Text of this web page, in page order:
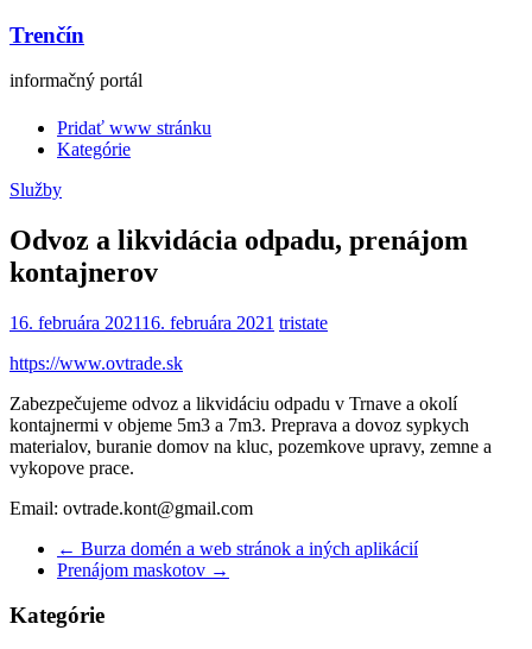
Trenčín
informačný portál
Pridať www stránku
Kategórie
Služby
Odvoz a likvidácia odpadu, prenájom
kontajnerov
16. februára 202116. februára 2021 tristate
https://www.ovtrade.sk
Zabezpečujeme odvoz a likvidáciu odpadu v Trnave a okolí
kontajnermi v objeme 5m3 a 7m3. Preprava a dovoz sypkych
materialov, buranie domov na kluc, pozemkove upravy, zemne a
vykopove prace.
Email: ovtrade.kont@gmail.com
← Burza domén a web stránok a iných aplikácií
Prenájom maskotov →
Kategórie